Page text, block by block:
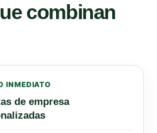
combinan
INMEDIATO
de empresa